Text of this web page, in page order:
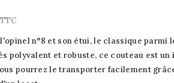
TTC
n°8 et son étui, le classique parmi
polyvalent et robuste, ce couteau est un
pourrez le transporter facilement